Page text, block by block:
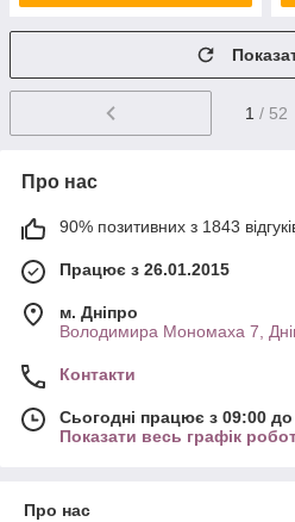
1 / 52
Про нас
90% позитивних з 1843
Працює з 26.01.2015
м. Дніпро
Володимира Мономаха 7,
Контакти
Сьогодні працює з 09:00
Показати весь графік
Про нас